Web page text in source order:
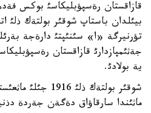
قازاقستان رةسپؤبليكاسئ بوكس
بيئلدان باستاپ شوقئر بولتةك ذلئ
تؤرنيرگة «ا» سئنئپتئ دارةجة
جةثئمپازدارئ قازاقستان
ية بولادئ.
شوقئر بولتةك ذلئ
ماثئندا سارقاؤاق دةگةن جةردة